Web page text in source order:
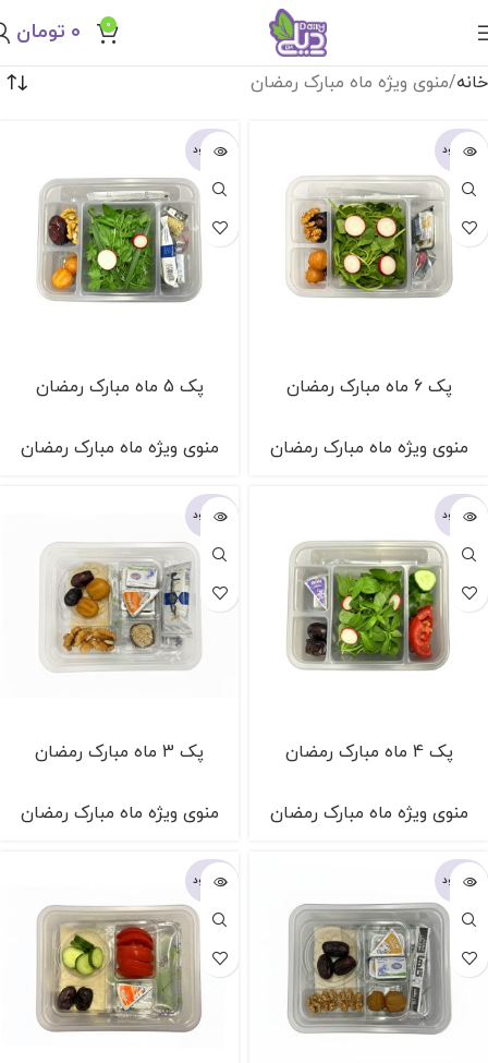
0 ۰ تومان
خانه منوی ویژه ماه مبارک رمضان
ناموجود
پک 6 ماه مبارک رمضان
منوی ویژه ماه مبارک رمضان
ناموجود
پک 5 ماه مبارک رمضان
منوی ویژه ماه مبارک رمضان
ناموجود
پک 4 ماه مبارک رمضان
منوی ویژه ماه مبارک رمضان
ناموجود
پک 3 ماه مبارک رمضان
منوی ویژه ماه مبارک رمضان
ناموجود ناموجود